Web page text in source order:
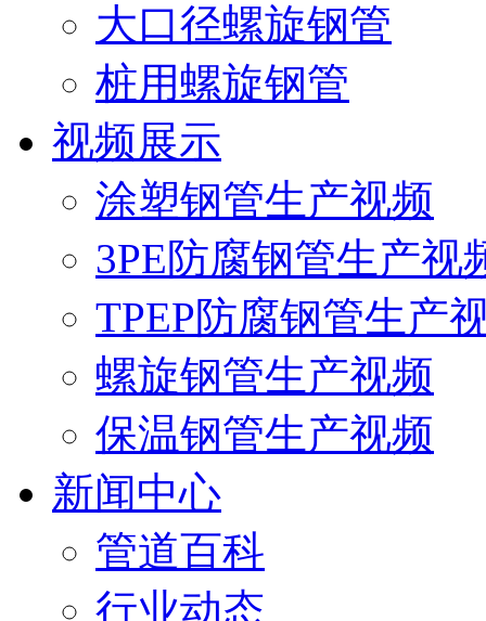
大口径螺旋钢管
桩用螺旋钢管
视频展示
涂塑钢管生产视频
3PE防腐钢管生产视
TPEP防腐钢管生产
螺旋钢管生产视频
保温钢管生产视频
新闻中心
管道百科
行业动态